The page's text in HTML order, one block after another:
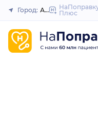
Город: АнапаПлюс